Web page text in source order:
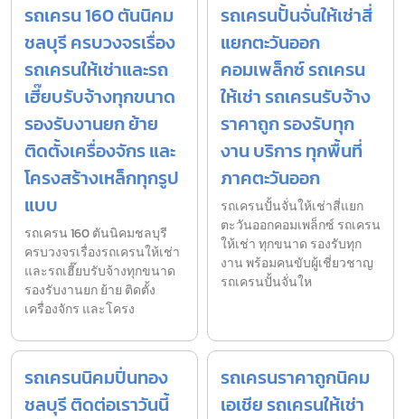
รถเครน 160 ตันนิคม
ชลบุรี ครบวงจรเรื่อง
รถเครนให้เช่าและรถ
เฮี๊ยบรับจ้างทุกขนาด
รองรับงานยก ย้าย
ติดตั้งเครื่องจักร และ
โครงสร้างเหล็กทุกรูป
แบบ
รถเครน 160 ตันนิคมชลบุรี
ครบวงจรเรื่องรถเครนให้เช่า
และรถเฮี๊ยบรับจ้างทุกขนาด
รองรับงานยก ย้าย ติดตั้ง
เครื่องจักร และโครง
รถเครนปั้นจั่นให้เช่าสี่
แยกตะวันออก
คอมเพล็กซ์ รถเครน
ให้เช่า รถเครนรับจ้าง
ราคาถูก รองรับทุก
งาน บริการ ทุกพื้นที่
ภาคตะวันออก
รถเครนปั้นจั่นให้เช่าสี่แยก
ตะวันออกคอมเพล็กซ์ รถเครน
ให้เช่า ทุกขนาด รองรับทุก
งาน พร้อมคนขับผู้เชี่ยวชาญ
รถเครนปั้นจั่นให
รถเครนนิคมปิ่นทอง
ชลบุรี ติดต่อเราวันนี้
รถเครนราคาถูกนิคม
เอเชีย รถเครนให้เช่า